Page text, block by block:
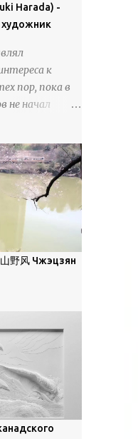
"Рыцари
из
как
чаще всего
снега.
может
В данном
к
от
и высоты
наиболее
света 15°
солнечной
...
Harada) -
художник
к
пор, пока в
не начал
галереи, он
великих
Брайан
картины
его
всех работ,
artist/takayuki-
野风 Чжэцзян